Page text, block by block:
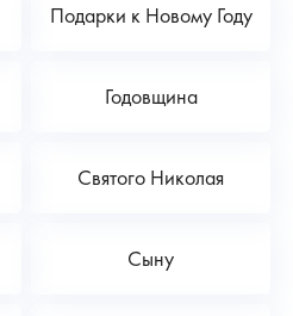
Подарки к Новому Году
Годовщина
Святого Николая
Сыну